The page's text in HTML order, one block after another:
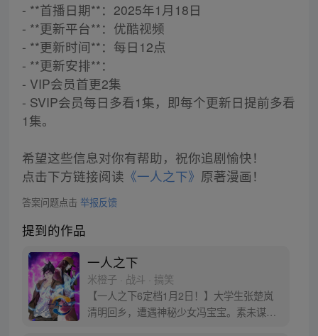
- **首播日期**：2025年1月18日
- **更新平台**：优酷视频
- **更新时间**：每日12点
- **更新安排**：
- VIP会员首更2集
- SVIP会员每日多看1集，即每个更新日提前多看
1集。
希望这些信息对你有帮助，祝你追剧愉快！
点击下方链接阅读 《一人之下》 原著漫画！
答案问题点击 举报反馈
提到的作品
一人之下
米橙子 · 战斗 · 搞笑
【一人之下6定档1月2日！】大学生张楚岚
清明回乡，遭遇神秘少女冯宝宝。素未谋面